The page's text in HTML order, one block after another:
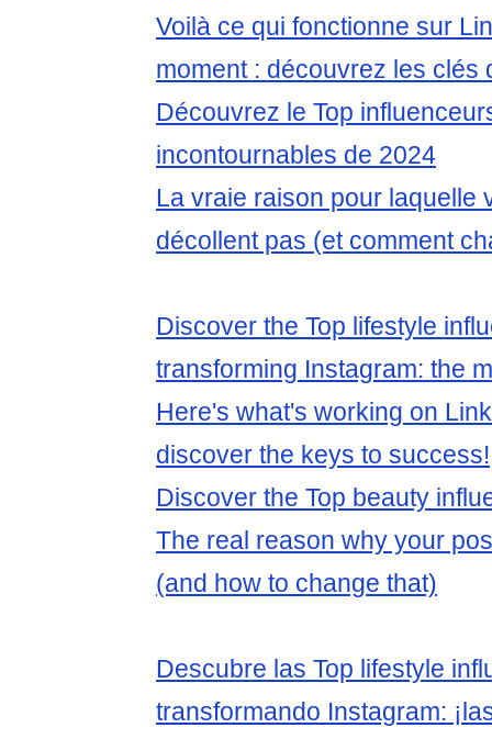
Voilà ce qui fonctionne sur
moment : découvrez les clés
Découvrez le Top
incontournables de 2024
La vraie raison pour laquelle
décollent pas (et comment
Discover the Top lifestyle
transforming Instagram: the
Here's what's working on
discover the keys to success!
Discover the Top beauty
The real reason why your
(and how to change that)
Descubre las Top lifestyle
transformando Instagram: